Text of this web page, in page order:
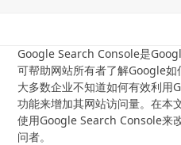
Google Search Console是
可帮助网站所有者了解Google如
大多数企业不知道如何有效利
功能来增加其网站访问量。在本
使用Google Search Console来
问者。